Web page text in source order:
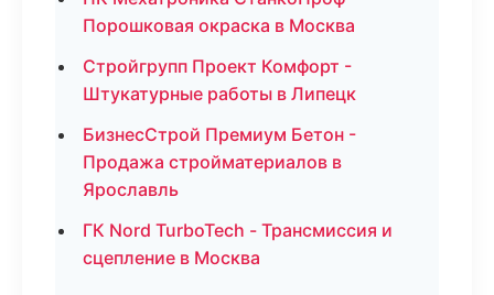
Порошковая окраска в Москва
Стройгрупп Проект Комфорт -
Штукатурные работы в Липецк
БизнесСтрой Премиум Бетон -
Продажа стройматериалов в
Ярославль
ГК Nord TurboTech - Трансмиссия и
сцепление в Москва